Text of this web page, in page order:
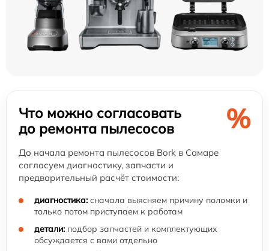
Что можно согласовать
до ремонта пылесосов
%
До начала ремонта пылесосов Bork в Самаре
согласуем диагностику, запчасти и
предварительный расчёт стоимости:
диагностика: сначала выясняем причину поломки и
только потом приступаем к работам
детали: подбор запчастей и комплектующих
обсуждается с вами отдельно